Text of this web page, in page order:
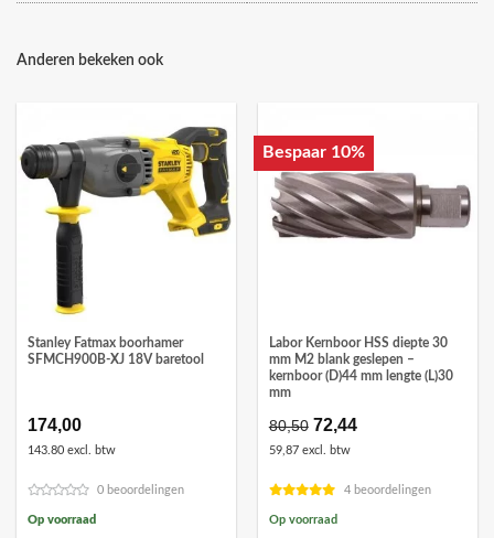
Anderen bekeken ook
Stanley Fatmax boorhamer
SFMCH900B-XJ 18V baretool
174,00
143.80 excl. btw
0 beoordelingen
Op voorraad
Bespaar 10%
Labor Kernboor HSS diepte 30
mm M2 blank geslepen –
kernboor (D)44 mm lengte (L)30
mm
80,50 Oorspronkelijke
prijs
was:
72,44Huidige
59,87 excl. btw
4 beoordelingen
Op voorraad